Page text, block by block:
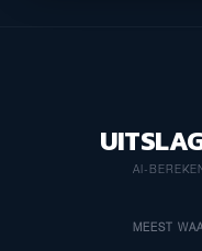
AI-
MEEST